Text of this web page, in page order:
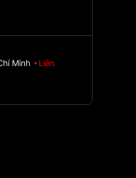
Minh
Liên